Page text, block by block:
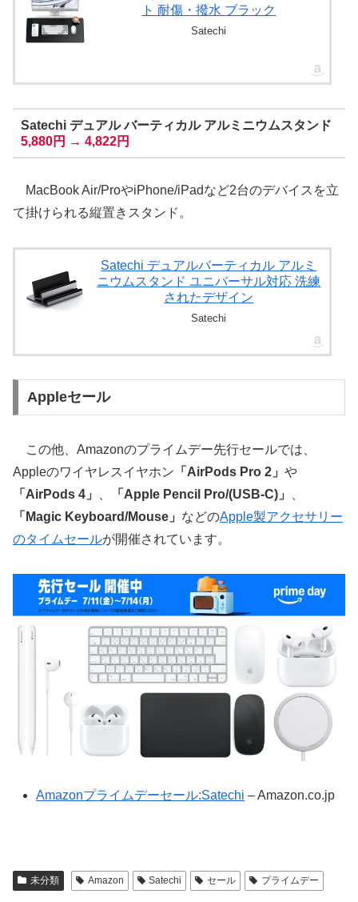
ト 耐傷・撥水 ブラック
Satechi
Satechi デュアル バーティカル アルミニウムスタンド
5,880円 → 4,822円
MacBook Air/ProやiPhone/iPadなど2台のデバイスを立
て掛けられる縦置きスタンド。
Satechi デュアルバーティカル アルミ
ニウムスタンド ユニバーサル対応 洗練
されたデザイン
Satechi
Appleセール
この他、Amazonのプライムデー先行セールでは、
Appleのワイヤレスイヤホン 「AirPods Pro 2」 や
「AirPods 4」
「Apple Pencil Pro/(USB-C)」
「Magic Keyboard/Mouse」 などのApple製アクセサリー
のタイムセールが開催されています。
Amazonプライムデーセール:Satechi – Amazon.co.jp
未分類 Amazon Satechi セール プライムデー